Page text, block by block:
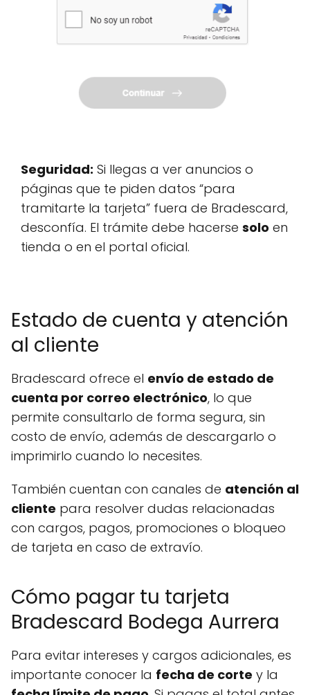
Seguridad: Si llegas a ver anuncios o
páginas que te piden datos “para
tramitarte la tarjeta” fuera de Bradescard,
desconfía. El trámite debe hacerse solo en
tienda o en el portal oficial.
Estado de cuenta y atención
al cliente
Bradescard ofrece el envío de estado de
cuenta por correo electrónico, lo que
permite consultarlo de forma segura, sin
costo de envío, además de descargarlo o
imprimirlo cuando lo necesites.
También cuentan con canales de atención al
cliente para resolver dudas relacionadas
con cargos, pagos, promociones o bloqueo
de tarjeta en caso de extravío.
Cómo pagar tu tarjeta
Bradescard Bodega Aurrera
Para evitar intereses y cargos adicionales, es
importante conocer la fecha de corte y la